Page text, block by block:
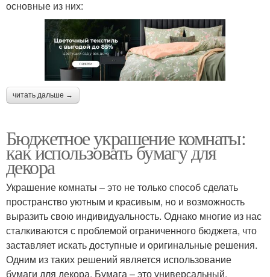
основные из них:
читать дальше →
Бюджетное украшение комнаты:
как использовать бумагу для
декора
Украшение комнаты – это не только способ сделать
пространство уютным и красивым, но и возможность
выразить свою индивидуальность. Однако многие из нас
сталкиваются с проблемой ограниченного бюджета, что
заставляет искать доступные и оригинальные решения.
Одним из таких решений является использование
бумаги для декора. Бумага – это универсальный,